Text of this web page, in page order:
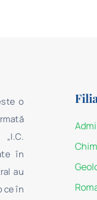
o
în
au
ce în